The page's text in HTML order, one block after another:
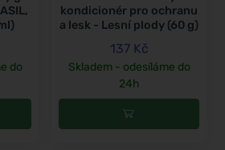
do
kondicionér pro ochranu
a lesk - Lesní plody (60 g)
137 Kč
Skladem - odesíláme do
24h